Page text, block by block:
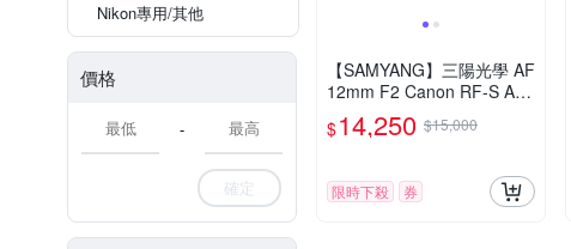
Nikon專用/其他
價格
-
確定
【SAMYANG】三陽光學 AF
12mm F2 Canon RF-S AP
S-C 自動對焦鏡頭 公司貨
$14,250 $15,000
限時下殺 券